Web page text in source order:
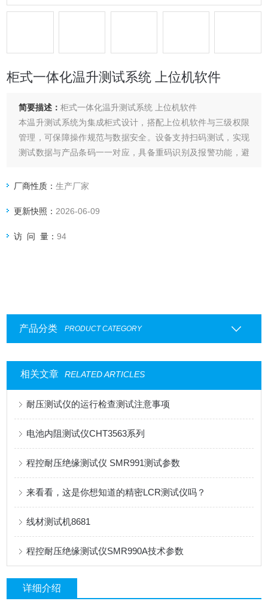
柜式一体化温升测试系统 上位机软件
简要描述：柜式一体化温升测试系统 上位机软件
本温升测试系统为集成柜式设计，搭配上位机软件与三级权限
管理，可保障操作规范与数据安全。设备支持扫码测试，实现
测试数据与产品条码一一对应，具备重码识别及报警功能，避
系统可实时采集并记录电压、电流、温度数据，自动计算温
流程追溯。广泛应用于电力电气、新能源汽车、电子电器及航
厂商性质：生产厂家
更新快照： 2026-06-09
访 问 量：94
产品分类 PRODUCT CATEGORY
相关文章 RELATED ARTICLES
耐压测试仪的运行检查测试注意事项
电池内阻测试仪CHT3563系列
程控耐压绝缘测试仪 SMR991测试参数
来看看，这是你想知道的精密LCR测试仪吗？
线材测试机8681
程控耐压绝缘测试仪SMR990A技术参数
详细介绍